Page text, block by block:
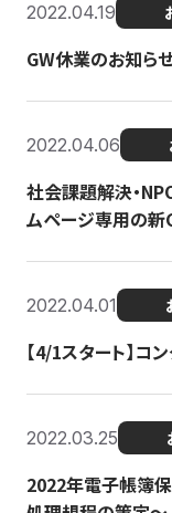
2022.04.19
GW休業のお知ら
2022.04.06
社会課題解決・
ムページ専用の新
2022.04.01
【4/1スタート】コ
2022.03.25
2022年電子帳簿